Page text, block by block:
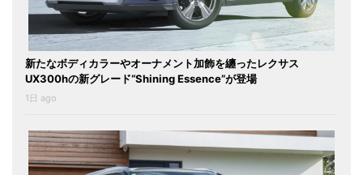
新たなボディカラーやオーナメント加飾を纏ったレクサス
UX300hの新グレード“Shining Essence”が登場
1日 ago